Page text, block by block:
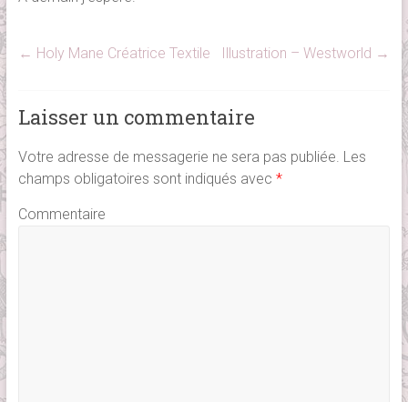
← Holy Mane Créatrice Textile Illustration – Westworld →
Laisser un commentaire
Votre adresse de messagerie ne sera pas publiée. Les
champs obligatoires sont indiqués avec *
Commentaire